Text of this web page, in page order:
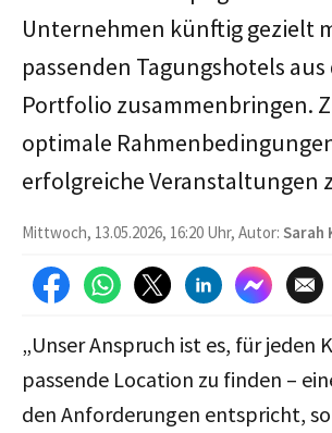
Unternehmen künftig gezielt
passenden Tagungshotels aus
Portfolio zusammenbringen.
optimale
erfolgreiche Veranstaltungen
Mittwoch, 13.05.2026, 16:20 Uhr, Autor: Sarah
„Unser Anspruch ist es, für jeden
passende Location zu finden –
den Anforderungen entspricht,